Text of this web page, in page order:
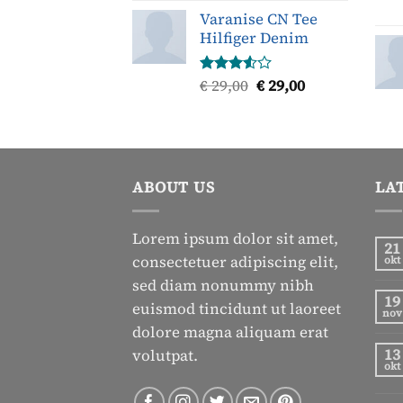
Varanise CN Tee
Hilfiger Denim
Gewaardeerd
uit
€29,00 Oorspronkelijke
€ 29,00.
€ 29,00Huidige
€ 29,00.
ABOUT US
Lorem ipsum dolor sit amet,
consectetuer adipiscing elit,
sed diam nonummy nibh
euismod tincidunt ut laoreet
dolore magna aliquam erat
volutpat.
21
okt
19
nov
13
okt